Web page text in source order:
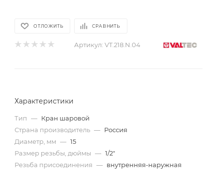
ОТЛОЖИТЬ СРАВНИТЬ
Артикул: VT.218.N.04
Характеристики
Тип — Кран шаровой
Страна производитель — Россия
Диаметр, мм — 15
Размер резьбы, дюймы — 1/2"
Резьба присоединения — внутренняя-наружная